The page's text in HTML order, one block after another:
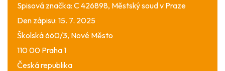
Spisová značka: C 426898, Městský soud v Praze
Den zápisu: 15. 7. 2025
Školská 660/3, Nové Město
110 00 Praha 1
Česká republika